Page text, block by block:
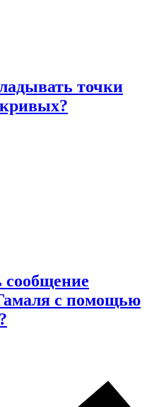
точки
с помощью